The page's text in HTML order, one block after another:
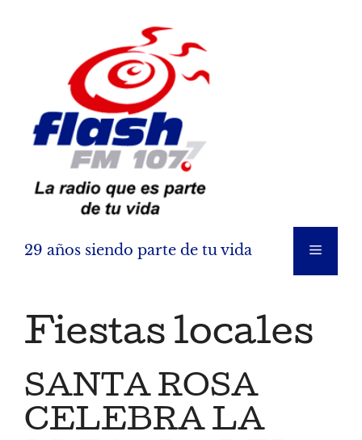
29 años siendo parte de tu vida Menú
Fiestas locales
SANTA ROSA
CELEBRA LA